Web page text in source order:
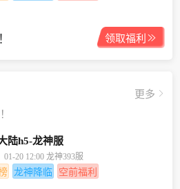
领取福利 
更多
陆h5-龙神服
01-20 12:00 龙神393服
龙神降临 空前福利